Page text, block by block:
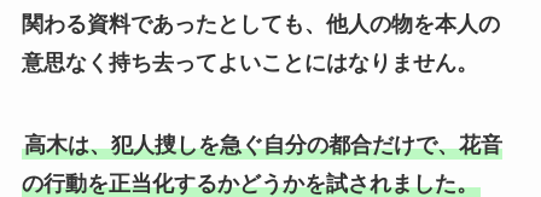
関わる資料であったとしても、他人の物を本人の
意思なく持ち去ってよいことにはなりません。
高木は、犯人捜しを急ぐ自分の都合だけで、花音
の行動を正当化するかどうかを試されました。